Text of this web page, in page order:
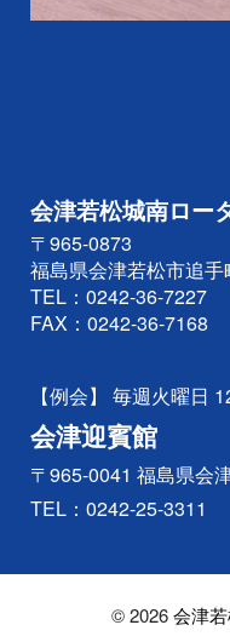
会津若松城南ロー
〒965-0873
福島県会津若松市追
TEL： 0242-36-7227
FAX：0242-36-7168
【例会】 毎週火曜日
会津迎賓館
〒965-0041 福島県会
TEL： 0242-25-3311
© 2026会津